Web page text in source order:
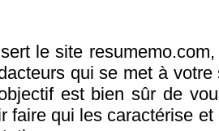
le site
qui se met à
est bien sûr de
faire qui les caractérise